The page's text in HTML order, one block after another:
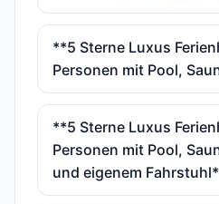
**5 Sterne Luxus
Personen mit Pool,
**5 Sterne Luxus
Personen mit Pool,
und eigenem